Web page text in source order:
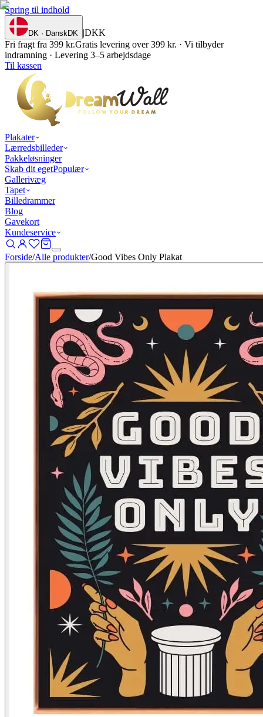
Spring til indhold
DK · DanskDK |DKK
Fri fragt fra 399 kr.Gratis levering over 399 kr. · Vi tilbyder
indramning · Levering 3–5 arbejdsdage
Til kassen
Plakater
Lærredsbilleder
Pakkeløsninger
Skab dit egetPopulær
Gallerivæg
Tapet
Billedrammer
Blog
Gavekort
Kundeservice
Forside/Alle produkter/Good Vibes Only Plakat